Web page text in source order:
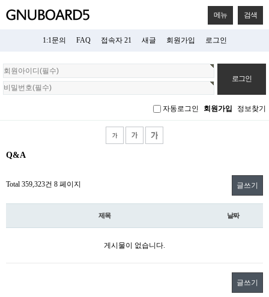
메뉴 검색
1:1문의 FAQ 접속자 21 새글 회원가입 로그인
회
원
로
자동로그인 회원가입 정보찾기
Q&A
Total 359,323건 8 페이지 글쓰기
제목 날짜
게시물이 없습니다.
글쓰기